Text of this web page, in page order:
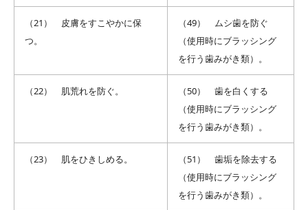
（21） 皮膚をすこやかに保
つ。
（49） ムシ歯を防ぐ
（使用時にブラッシング
を行う歯みがき類）。
（22） 肌荒れを防ぐ。
（50） 歯を白くする
（使用時にブラッシング
を行う歯みがき類）。
（23） 肌をひきしめる。
（51） 歯垢を除去する
（使用時にブラッシング
を行う歯みがき類）。